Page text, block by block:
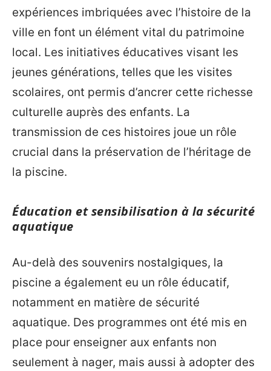
expériences imbriquées avec l’histoire de la
ville en font un élément vital du patrimoine
local. Les initiatives éducatives visant les
jeunes générations, telles que les visites
scolaires, ont permis d’ancrer cette richesse
culturelle auprès des enfants. La
transmission de ces histoires joue un rôle
crucial dans la préservation de l’héritage de
la piscine.
Éducation et sensibilisation à la sécurité
aquatique
Au-delà des souvenirs nostalgiques, la
piscine a également eu un rôle éducatif,
notamment en matière de sécurité
aquatique. Des programmes ont été mis en
place pour enseigner aux enfants non
seulement à nager, mais aussi à adopter des